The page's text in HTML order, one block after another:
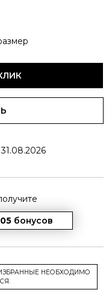
бонусов
НЕОБХОДИМО